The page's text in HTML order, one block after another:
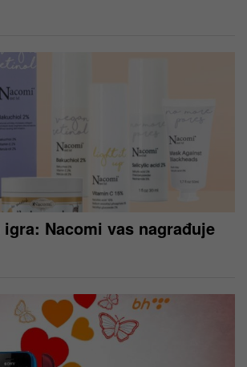
Nacomi vas nagrađuje